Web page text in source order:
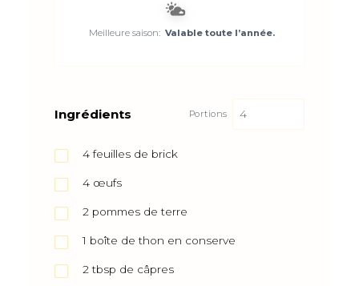
Meilleure saison: Valable toute l’année.
Ingrédients Portions
4 feuilles de brick
4 œufs
2 pommes de terre
1 boîte de thon en conserve
2 tbsp de câpres